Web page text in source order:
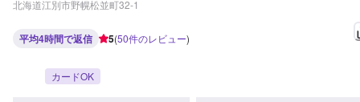
北海道江別市野幌松並町32-1
平均4時間で返信 5(50件のレビュー)
カードOK